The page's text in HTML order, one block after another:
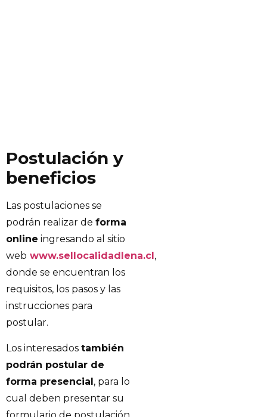
Postulación y
beneficios
Las postulaciones se
podrán realizar de forma
online ingresando al sitio
web www.sellocalidadlena.cl ,
donde se encuentran los
requisitos, los pasos y las
instrucciones para
postular.
Los interesados también
podrán postular de
forma presencial, para lo
cual deben presentar su